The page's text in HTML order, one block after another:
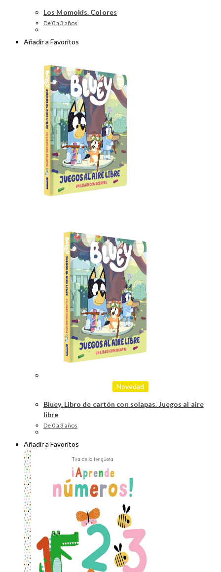
Los Momokis. Colores
De 0 a 3 años
Añadir a Favoritos
Novedad
Bluey. Libro de cartón con solapas. Juegos al aire
libre
De 0 a 3 años
Añadir a Favoritos